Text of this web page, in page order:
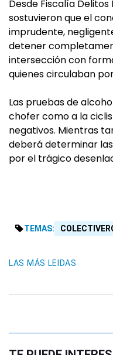
Desde Fiscalía Delitos
sostuvieron que el
imprudente,
detener
intersección con
quienes circulaban
Las pruebas de
chofer como a la
negativos. Mientras
deberá determinar
por el trágico
TEMAS:
LAS MÁS LEIDAS